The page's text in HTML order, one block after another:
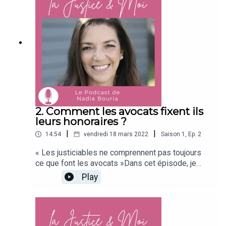
sociaux, … Et comment identifier vos critères
essentiels (communication, disponibilité,
confiance, prix, …) qui vont vous permettre
d’orienter votre choix. Bonne écoute ! Nadia
Bouria #avocat #droitbelge #confiance
2. Comment les avocats fixent ils
leurs honoraires ?
14:54 | vendredi 18 mars 2022 | Saison 1 , Ep. 2
« Les justiciables ne comprennent pas toujours
ce que font les avocats »Dans cet épisode, je
vous explique les différentes prestations de
l’avocat, d’une part celles qui sont visibles,
évidentes pour vous, d’autre part, celles que vous
ensuite les différentes manières dont l’avocat
Play